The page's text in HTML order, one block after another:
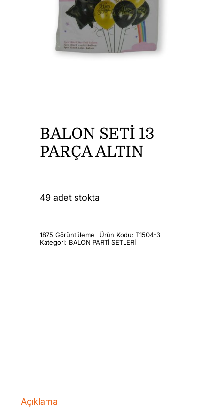
DİĞER ÜRÜNLER
BALON SETİ 13
PARÇA ALTIN
49 adet stokta
1875 Görüntüleme Ürün Kodu:T1504-3
Kategori: BALON PARTİ SETLERİ
Açıklama